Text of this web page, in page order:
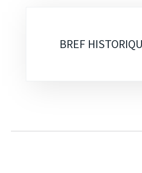
rubriquesBREF